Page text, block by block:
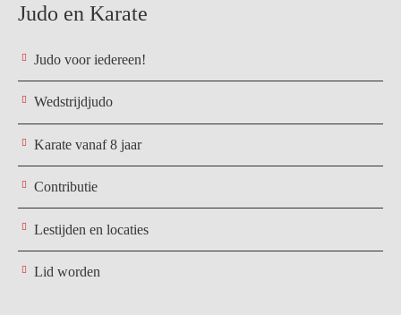
Judo en Karate
Judo voor iedereen!
Wedstrijdjudo
Karate vanaf 8 jaar
Contributie
Lestijden en locaties
Lid worden